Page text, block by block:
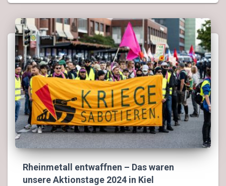
Rheinmetall entwaffnen – Das waren
unsere Aktionstage 2024 in Kiel